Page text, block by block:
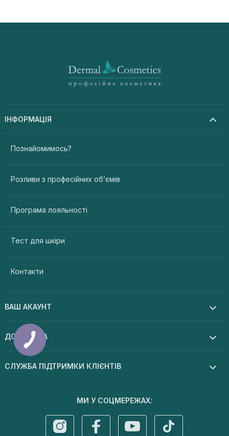
ІНФОРМАЦІЯ
Познайомимось?
Розливи з професійних об’ємів
Програма лояльності
Тест для шкіри
Контакти
ВАШ АКАУНТ
ДОПОМОГА
СЛУЖБА ПІДТРИМКИ КЛІЄНТІВ
МИ У СОЦМЕРЕЖАХ: